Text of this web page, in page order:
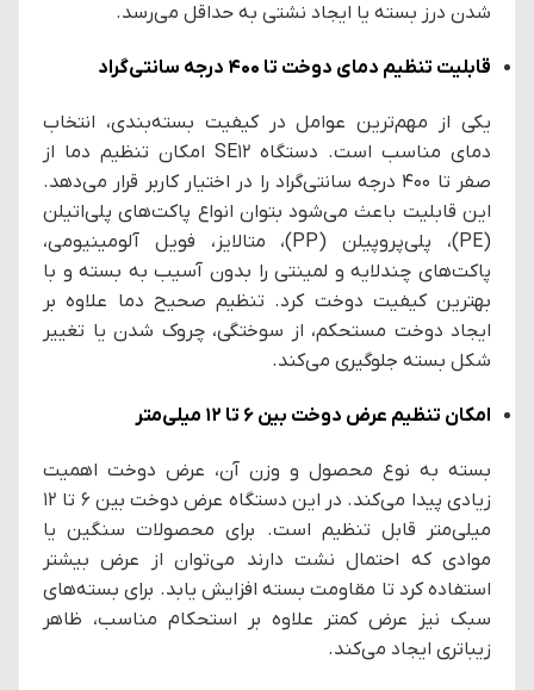
شدن درز بسته یا ایجاد نشتی به حداقل می‌رسد.
قابلیت تنظیم دمای دوخت تا ۴۰۰ درجه سانتی‌گراد
یکی از مهم‌ترین عوامل در کیفیت بسته‌بندی، انتخاب
دمای مناسب است. دستگاه SE12 امکان تنظیم دما از
صفر تا ۴۰۰ درجه سانتی‌گراد را در اختیار کاربر قرار می‌دهد.
این قابلیت باعث می‌شود بتوان انواع پاکت‌های پلی‌اتیلن
(PE)، پلی‌پروپیلن (PP)، متالایز، فویل آلومینیومی،
پاکت‌های چندلایه و لمینتی را بدون آسیب به بسته و با
بهترین کیفیت دوخت کرد. تنظیم صحیح دما علاوه بر
ایجاد دوخت مستحکم، از سوختگی، چروک شدن یا تغییر
شکل بسته جلوگیری می‌کند.
امکان تنظیم عرض دوخت بین ۶ تا ۱۲ میلی‌متر
بسته به نوع محصول و وزن آن، عرض دوخت اهمیت
زیادی پیدا می‌کند. در این دستگاه عرض دوخت بین ۶ تا ۱۲
میلی‌متر قابل تنظیم است. برای محصولات سنگین یا
موادی که احتمال نشت دارند می‌توان از عرض بیشتر
استفاده کرد تا مقاومت بسته افزایش یابد. برای بسته‌های
سبک نیز عرض کمتر علاوه بر استحکام مناسب، ظاهر
زیباتری ایجاد می‌کند.